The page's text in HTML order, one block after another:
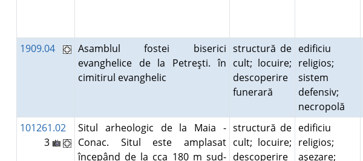
1909.04
Asamblul fostei biserici
evanghelice de la Petreşti. în
cimitirul evanghelic
structură de
cult; locuire;
descoperire
funerară
edificiu
religios;
sistem
defensiv;
necropolă
101261.02
3
Situl arheologic de la Maia -
Conac. Situl este amplasat
începând de la cca 180 m sud-
structură de
cult; locuire;
descoperire
edificiu
religios;
aşezare;